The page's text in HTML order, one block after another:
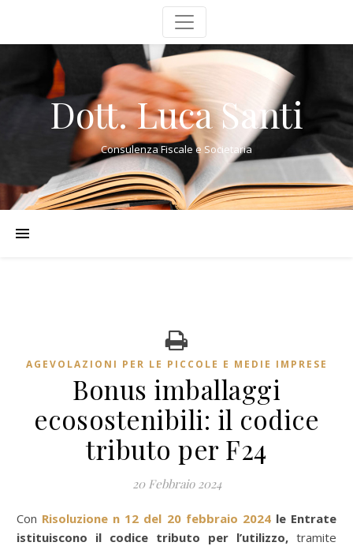
Dott. Luca Santi
Consulenza Fiscale e Societaria
AGEVOLAZIONI PER LE PICCOLE E MEDIE IMPRESE
Bonus imballaggi
ecosostenibili: il codice
tributo per F24
20 Febbraio 2024
Con Risoluzione n 12 del 20 febbraio 2024 le Entrate
istituiscono il codice tributo per l’utilizzo, tramite